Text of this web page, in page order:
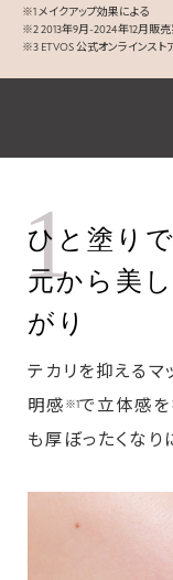
※1 メイクアップ効果による
※2 2013年9月-2024年12月販
※3 ETVOS 公式オンラインス
1
ひと塗り
元から美
がり
テカリを抑えるマ
明感 ※1で立体感
も厚ぼったくなり